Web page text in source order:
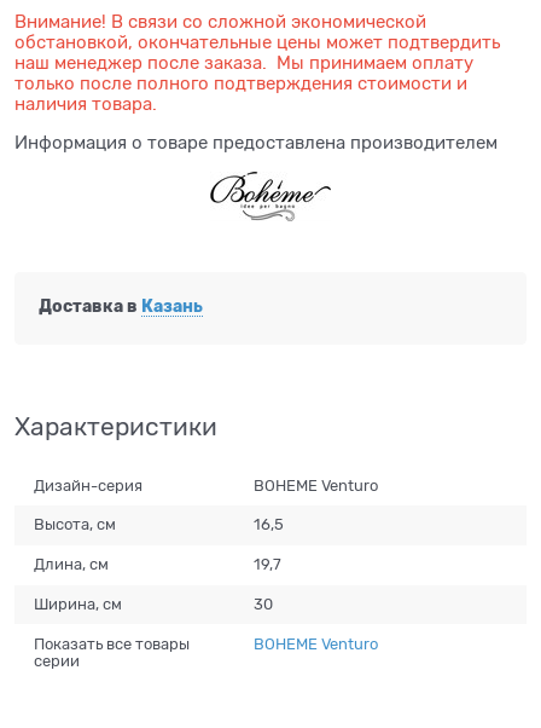
Внимание! В связи со сложной экономической
обстановкой, окончательные цены может подтвердить
наш менеджер после заказа. Мы принимаем оплату
только после полного подтверждения стоимости и
наличия товара.
Информация о товаре предоставлена производителем
Доставка в Казань
Характеристики
Дизайн-серия BOHEME Venturo
Высота, см 16,5
Длина, см 19,7
Ширина, см 30
Показать все товары
серии
BOHEME Venturo